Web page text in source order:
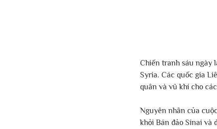
Chiến tranh sáu ngày
Syria. Các quốc gia
quân và vũ khí cho
Nguyên nhân của
khỏi Bán đảo Sinai và